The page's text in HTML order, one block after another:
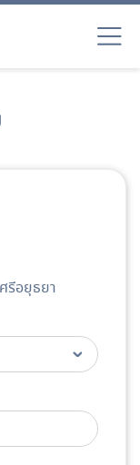
รีอยุธยา